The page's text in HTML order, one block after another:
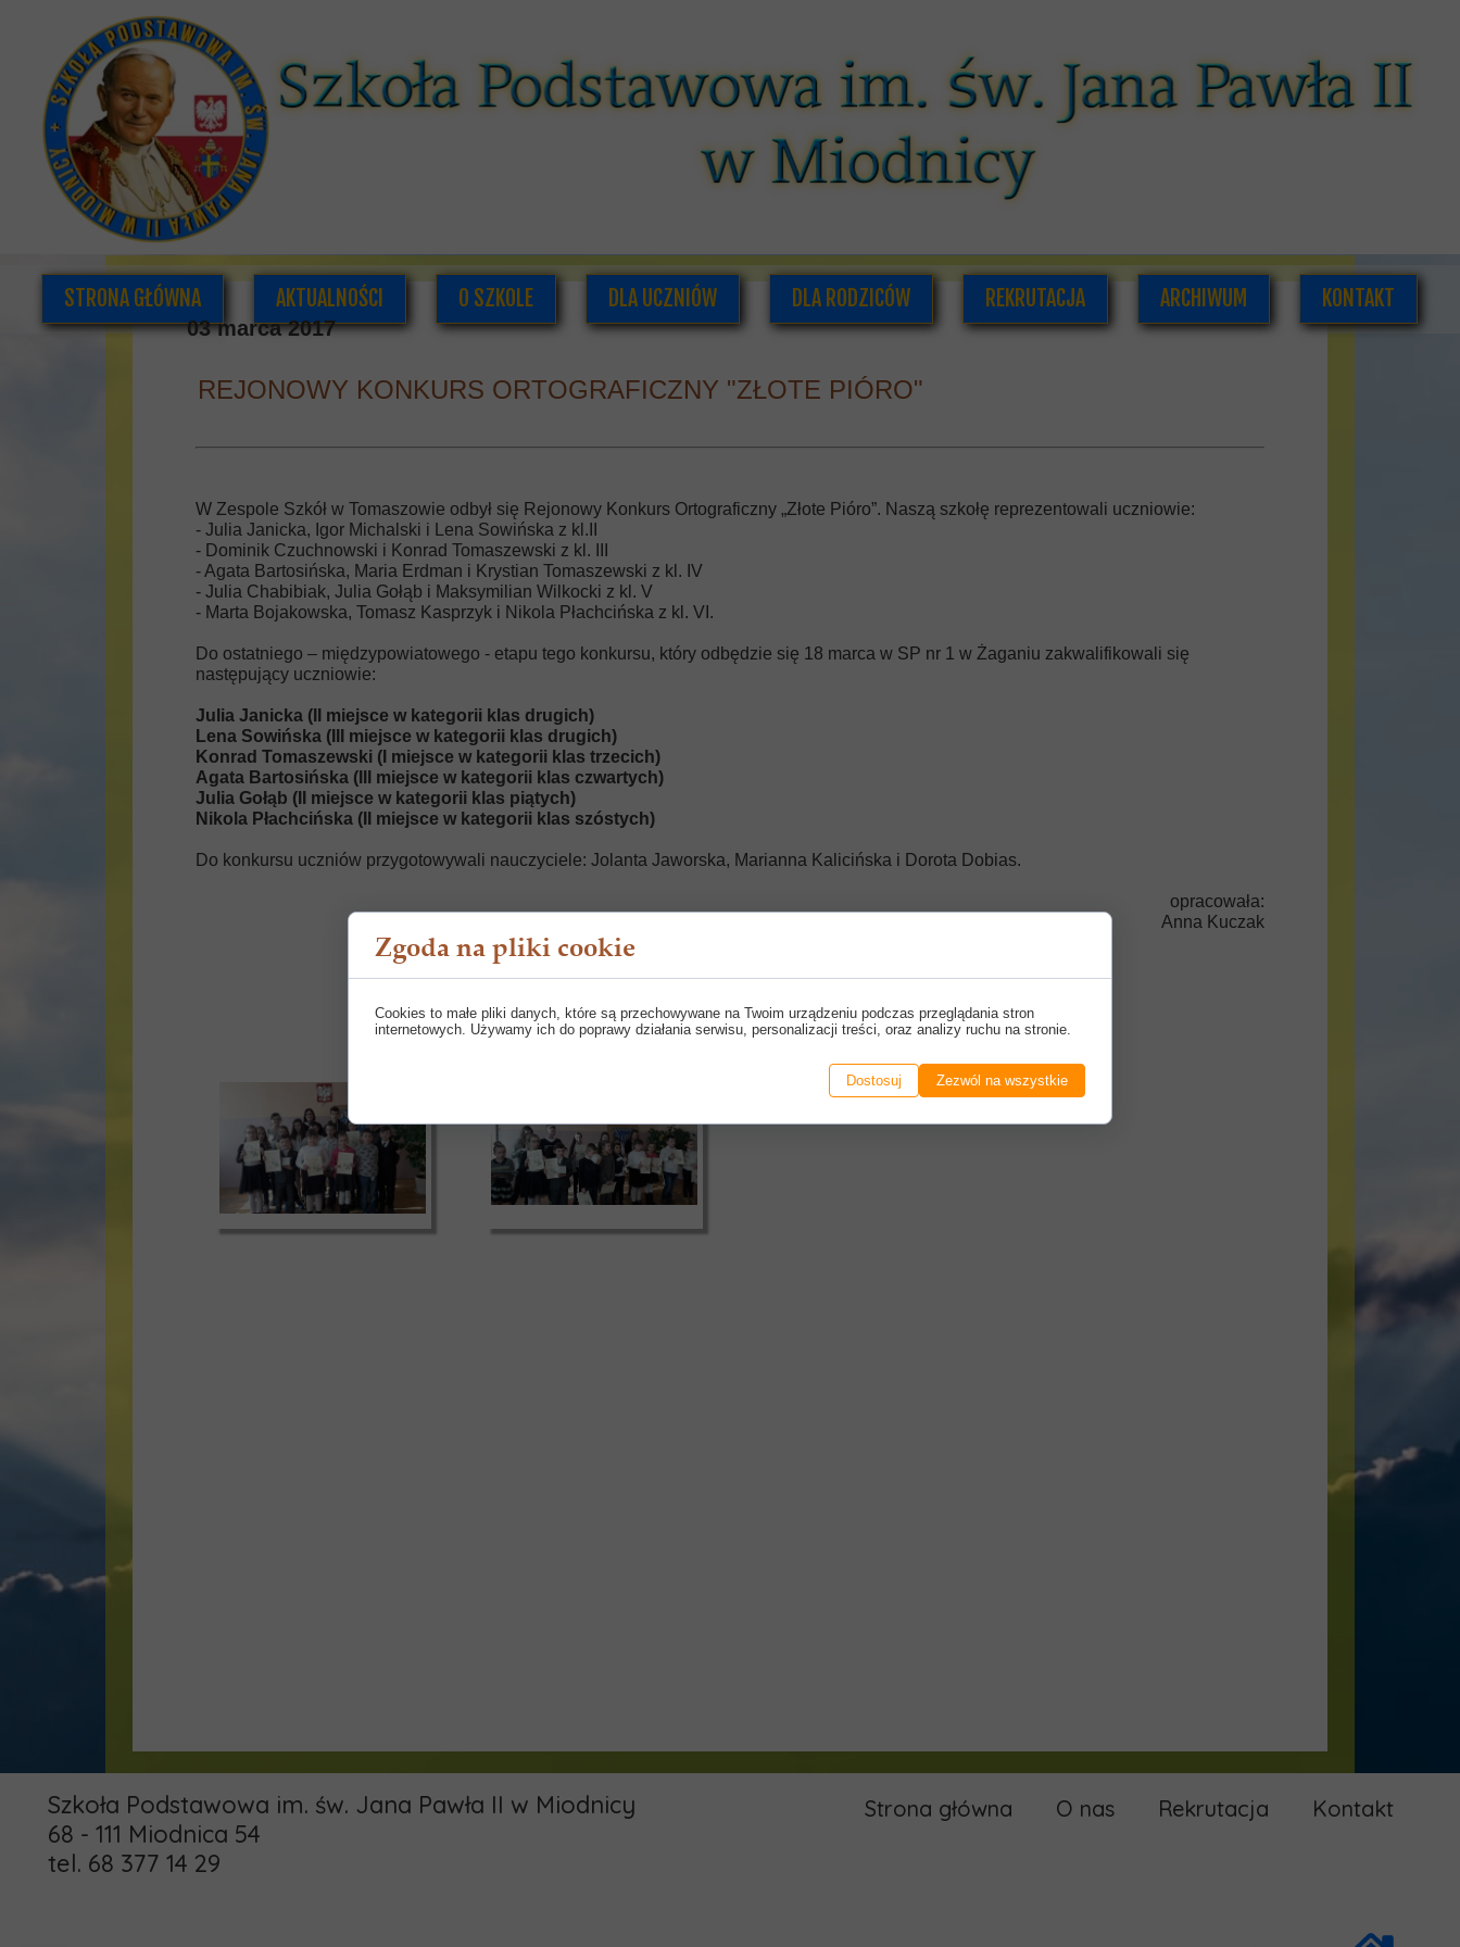
03 marca 2017
W Zespole Szkół w Tomaszowie odbył się Rejonowy Konkurs Ortograficzny „Złote Pióro”. Naszą szkołę reprezentowali uczniowie:
- Julia Janicka, Igor Michalski i Lena Sowińska z kl.II
- Dominik Czuchnowski i Konrad Tomaszewski z kl. III
- Agata Bartosińska, Maria Erdman i Krystian Tomaszewski z kl. IV
- Julia Chabibiak, Julia Gołąb i Maksymilian Wilkocki z kl. V
- Marta Bojakowska, Tomasz Kasprzyk i Nikola Płachcińska z kl. VI.
Do ostatniego – międzypowiatowego - etapu tego konkursu, który odbędzie się 18 marca w SP nr 1 w Żaganiu zakwalifikowali się
następujący uczniowie:
Julia Janicka (II miejsce w kategorii klas drugich)
Lena Sowińska (III miejsce w kategorii klas drugich)
Konrad Tomaszewski (I miejsce w kategorii klas trzecich)
Agata Bartosińska (III miejsce w kategorii klas czwartych)
Julia Gołąb (II miejsce w kategorii klas piątych)
Nikola Płachcińska (II miejsce w kategorii klas szóstych)
Do konkursu uczniów przygotowywali nauczyciele: Jolanta Jaworska, Marianna Kalicińska i Dorota Dobias.
opracowała:
Anna Kuczak
REJONOWY KONKURS ORTOGRAFICZNY "ZŁOTE PIÓRO"
STRONA GŁÓWNA AKTUALNOŚCI O SZKOLE
KADRA PEDAGOGICZNA
DLA UCZNIÓW
SAMORZĄD UCZNIOWSKI
DLA RODZICÓW
INFORMACJE DLA RODZICÓW
REKRUTACJA ARCHIWUM KONTAKT
Szkoła Podstawowa im. św. Jana Pawła II w Miodnicy
68 - 111 Miodnica 54
tel. 68 377 14 29
Strona główna O nas Rekrutacja Kontakt
Zgoda na pliki cookie
Cookies to małe pliki danych, które są przechowywane na Twoim urządzeniu podczas przeglądania stron
internetowych. Używamy ich do poprawy działania serwisu, personalizacji treści, oraz analizy ruchu na stronie.
Dostosuj Zezwól na wszystkie